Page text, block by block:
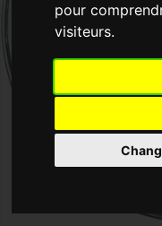
pour
visiteurs.